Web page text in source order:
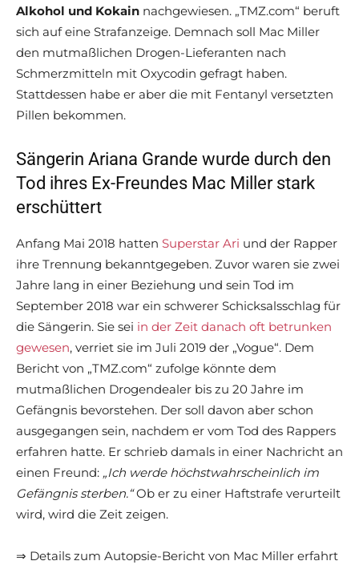
Alkohol und Kokain nachgewiesen. „TMZ.com“ beruft
sich auf eine Strafanzeige. Demnach soll Mac Miller
den mutmaßlichen Drogen-Lieferanten nach
Schmerzmitteln mit Oxycodin gefragt haben.
Stattdessen habe er aber die mit Fentanyl versetzten
Pillen bekommen.
Sängerin Ariana Grande wurde durch den
Tod ihres Ex-Freundes Mac Miller stark
erschüttert
Anfang Mai 2018 hatten Superstar Ari und der Rapper
ihre Trennung bekanntgegeben. Zuvor waren sie zwei
Jahre lang in einer Beziehung und sein Tod im
September 2018 war ein schwerer Schicksalsschlag für
die Sängerin. Sie sei in der Zeit danach oft betrunken
gewesen, verriet sie im Juli 2019 der „Vogue“. Dem
Bericht von „TMZ.com“ zufolge könnte dem
mutmaßlichen Drogendealer bis zu 20 Jahre im
Gefängnis bevorstehen. Der soll davon aber schon
ausgegangen sein, nachdem er vom Tod des Rappers
erfahren hatte. Er schrieb damals in einer Nachricht an
einen Freund: „Ich werde höchstwahrscheinlich im
Gefängnis sterben.“Ob er zu einer Haftstrafe verurteilt
wird, wird die Zeit zeigen.
⇒ Details zum Autopsie-Bericht von Mac Miller erfahrt